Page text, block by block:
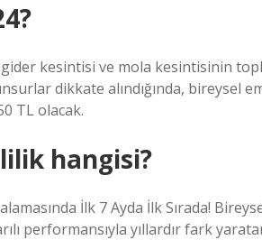
kesintisi ve mola kesintisinin
dikkate alındığında, bireysel
TL olacak.
hangisi?
İlk 7 Ayda İlk Sırada!
performansıyla yıllardır fark